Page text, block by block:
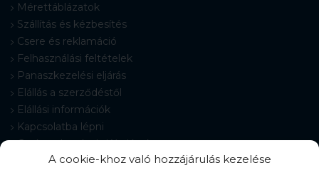
A cookie-khoz való hozzájárulás kezelése
Mérettáblázatok
Szállítás és kézbesítés
Csere és reklamáció
Felhasználási feltételek
Panaszkezelési eljárás
Elállás a szerződéstől
Elállási információk
Kapcsolatba lépni
Gyakran Ismételt Kérdések
Cookie-beállítások